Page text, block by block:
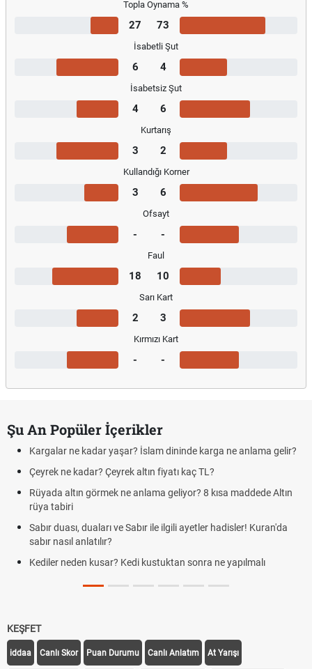
Topla Oynama %
27 73
İsabetli Şut
6 4
İsabetsiz Şut
4 6
Kurtarış
3 2
Kullandığı Korner
3 6
Ofsayt
- -
Faul
18 10
Sarı Kart
2 3
Kırmızı Kart
- -
Şu An Popüler İçerikler
Kargalar ne kadar yaşar? İslam dininde karga ne anlama gelir?
Çeyrek ne kadar? Çeyrek altın fiyatı kaç TL?
Rüyada altın görmek ne anlama geliyor? 8 kısa maddede Altın
rüya tabiri
Sabır duası, duaları ve Sabır ile ilgili ayetler hadisler! Kuran'da
sabır nasıl anlatılır?
Kediler neden kusar? Kedi kustuktan sonra ne yapılmalı
KEŞFET
iddaa Canlı Skor Puan Durumu Canlı Anlatım At Yarışı